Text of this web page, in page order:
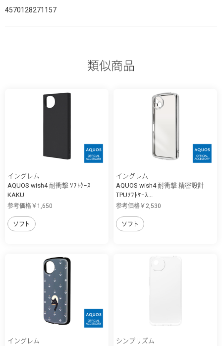
4570128271157
類似商品
イングレム
AQUOS wish4 耐衝撃 ｿﾌﾄｹｰｽ
KAKU
参考価格￥1,650
ソフト
イングレム
AQUOS wish4 耐衝撃 精密設計
TPUｿﾌﾄｹｰｽ...
参考価格￥2,530
ソフト
イングレム
シンプリズム